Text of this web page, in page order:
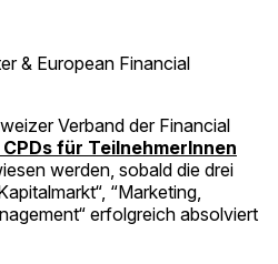
& European Financial
Verband der Financial
CPDs für TeilnehmerInnen
werden, sobald die drei
“Marketing,
erfolgreich absolviert